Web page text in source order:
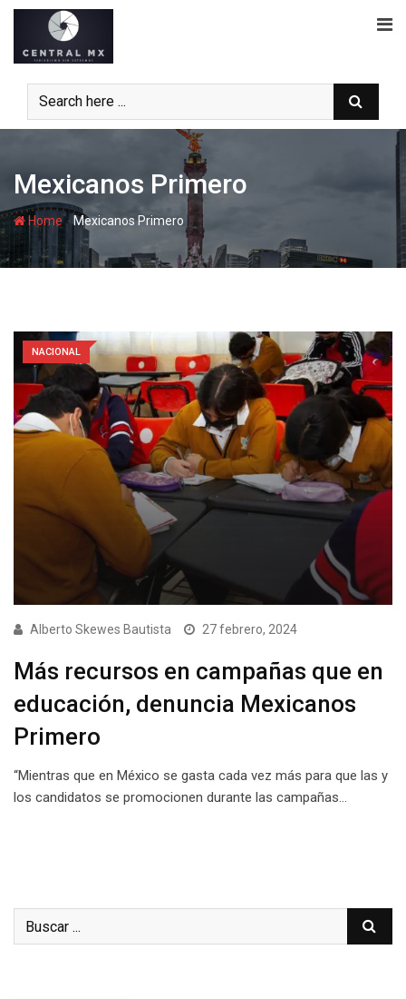
Skip
content
Mexicanos Primero
Home-Mexicanos Primero
NACIONAL
Alberto Skewes Bautista 27 febrero, 2024
Más recursos en campañas que en
educación, denuncia Mexicanos
Primero
“Mientras que en México se gasta cada vez más para que las y
los candidatos se promocionen durante las campañas…